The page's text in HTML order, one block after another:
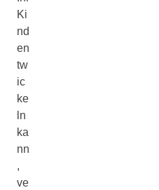
Ki
nd
en
tw
ic
ke
ln
ka
nn
,
ve